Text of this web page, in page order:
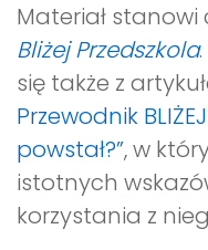
Materiał stanowi
Bliżej Przedszkola
się także z
Przewodnik
powstał?”, w
istotnych
korzystania z